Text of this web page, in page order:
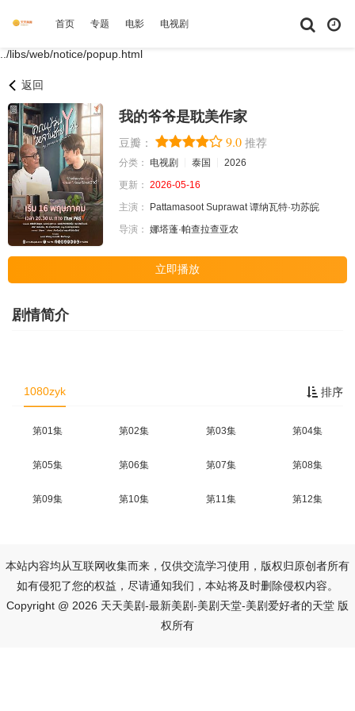
首页 专题 电影 电视剧 短剧大全 体育
../libs/web/notice/popup.html
返回
我的爷爷是耽美作家
豆瓣： 9.0 推荐
分类： 电视剧 泰国
2026
更新： 2026-05-16
主演：
PattamasootSuprawat谭纳瓦特·功苏皖
导演： 娜塔蓬·帕查拉查亚农
立即播放
剧情简介
排序
1080zyk
第01集 第02集 第03集 第04集
第05集 第06集 第07集 第08集
第09集 第10集 第11集 第12集
本站内容均从互联网收集而来，仅供交流学习使用，版权归原创者所有
如有侵犯了您的权益，尽请通知我们，本站将及时删除侵权内容。
Copyright @ 2026 天天美剧-最新美剧-美剧天堂-美剧爱好者的天堂 版
权所有